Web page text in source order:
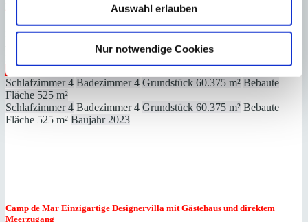
Auswahl erlauben
Nur notwendige Cookies
Cala Egos: Luxuriöse Finca auf 60.375 ​​​​​​​m² Land
Preis:
Immobilie anzeigen
Schlafzimmer 4 Badezimmer 4 Grundstück 60.375 m² Bebaute
Fläche 525 m²
Schlafzimmer 4 Badezimmer 4 Grundstück 60.375 m² Bebaute
Fläche 525 m² Baujahr 2023
Camp de Mar Einzigartige Designervilla mit Gästehaus und direktem
Meerzugang